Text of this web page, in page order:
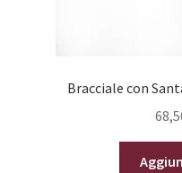
Bracciale con